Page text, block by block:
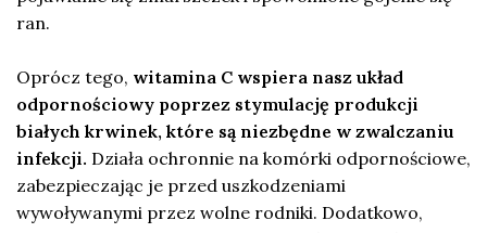
ran.
Oprócz tego, witamina C wspiera nasz układ
odpornościowy poprzez stymulację produkcji
białych krwinek, które są niezbędne w zwalczaniu
infekcji. Działa ochronnie na komórki odpornościowe,
zabezpieczając je przed uszkodzeniami
wywoływanymi przez wolne rodniki. Dodatkowo,